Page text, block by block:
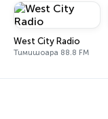
West City Radio
Тимишоара 88.8 FM